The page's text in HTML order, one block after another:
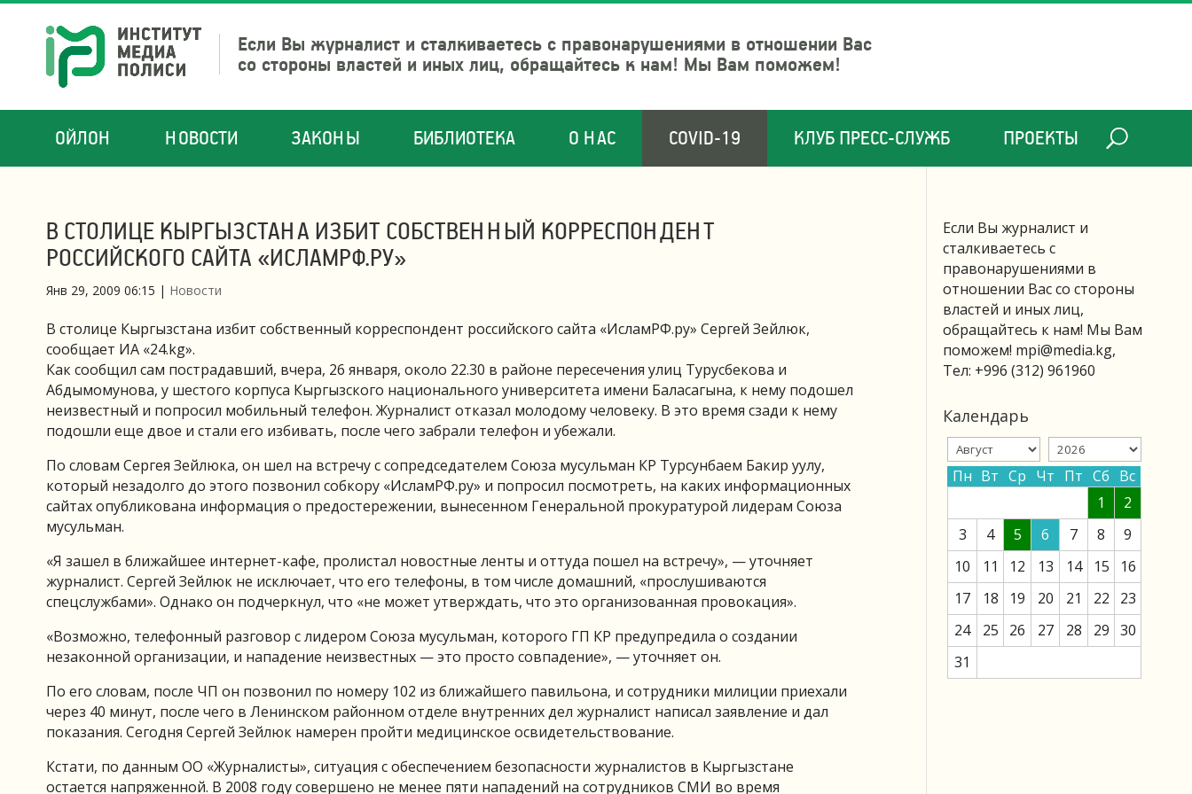
Если Вы журналист и сталкиваетесь с правонарушениями в отношении Вас
со стороны властей и иных лиц, обращайтесь к нам! Мы Вам поможем!
ОЙЛОН НОВОСТИ ЗАКОНЫ БИБЛИОТЕКА О НАС COVID-19 КЛУБ ПРЕСС-СЛУЖБ ПРОЕКТЫ
В СТОЛИЦЕ КЫРГЫЗСТАНА ИЗБИТ СОБСТВЕННЫЙ КОРРЕСПОНДЕНТ
РОССИЙСКОГО САЙТА «ИСЛАМРФ.РУ»
Янв 29, 2009 06:15 | Новости
В столице Кыргызстана избит собственный корреспондент российского сайта «ИсламРФ.ру» Сергей Зейлюк,
сообщает ИА «24.kg».
Как сообщил сам пострадавший, вчера, 26 января, около 22.30 в районе пересечения улиц Турусбекова и
Абдымомунова, у шестого корпуса Кыргызского национального университета имени Баласагына, к нему подошел
неизвестный и попросил мобильный телефон. Журналист отказал молодому человеку. В это время сзади к нему
подошли еще двое и стали его избивать, после чего забрали телефон и убежали.
По словам Сергея Зейлюка, он шел на встречу с сопредседателем Союза мусульман КР Турсунбаем Бакир уулу,
который незадолго до этого позвонил собкору «ИсламРФ.ру» и попросил посмотреть, на каких информационных
сайтах опубликована информация о предостережении, вынесенном Генеральной прокуратурой лидерам Союза
мусульман.
«Я зашел в ближайшее интернет-кафе, пролистал новостные ленты и оттуда пошел на встречу», — уточняет
журналист. Сергей Зейлюк не исключает, что его телефоны, в том числе домашний, «прослушиваются
спецслужбами». Однако он подчеркнул, что «не может утверждать, что это организованная провокация».
«Возможно, телефонный разговор с лидером Союза мусульман, которого ГП КР предупредила о создании
незаконной организации, и нападение неизвестных — это просто совпадение», — уточняет он.
По его словам, после ЧП он позвонил по номеру 102 из ближайшего павильона, и сотрудники милиции приехали
через 40 минут, после чего в Ленинском районном отделе внутренних дел журналист написал заявление и дал
показания. Сегодня Сергей Зейлюк намерен пройти медицинское освидетельствование.
Кстати, по данным ОО «Журналисты», ситуация с обеспечением безопасности журналистов в Кыргызстане
остается напряженной. В 2008 году совершено не менее пяти нападений на сотрудников СМИ во время
Если Вы журналист и
сталкиваетесь с
правонарушениями в
отношении Вас со стороны
властей и иных лиц,
обращайтесь к нам! Мы Вам
поможем! mpi@media.kg,
Тел: +996 (312) 961960
Календарь
Пн Вт Ср Чт Пт Сб Вс
1
2
3
4 5 6 7 8
9
10
11 12 13 14 15
16
17
18 19 20 21 22
23
24
25 26 27 28 29 30
31